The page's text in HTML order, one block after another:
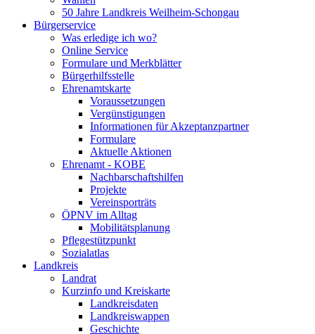
50 Jahre Landkreis Weilheim-Schongau
Bürgerservice
Was erledige ich wo?
Online Service
Formulare und Merkblätter
Bürgerhilfsstelle
Ehrenamtskarte
Voraussetzungen
Vergünstigungen
Informationen für Akzeptanzpartner
Formulare
Aktuelle Aktionen
Ehrenamt - KOBE
Nachbarschaftshilfen
Projekte
Vereinsporträts
ÖPNV im Alltag
Mobilitätsplanung
Pflegestützpunkt
Sozialatlas
Landkreis
Landrat
Kurzinfo und Kreiskarte
Landkreisdaten
Landkreiswappen
Geschichte